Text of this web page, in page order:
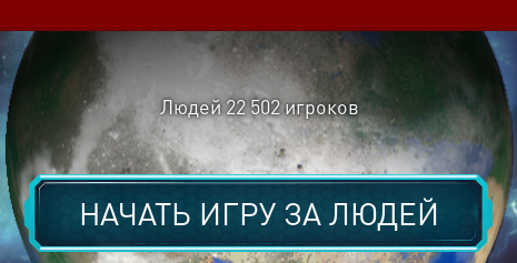
Людей 22 502игроков
НАЧАТЬ ИГРУ ЗАЛЮДЕЙ